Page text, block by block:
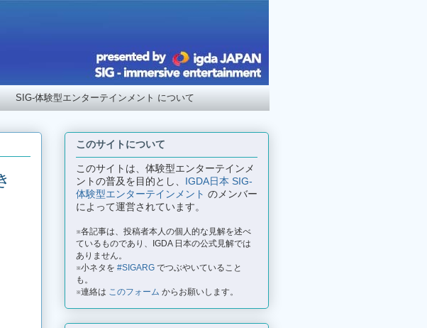
SIG-体験型エンターテインメント について
このサイトについて
このサイトは、体験型エンターテインメ
ントの普及を目的とし、 IGDA日本 SIG-
体験型エンターテインメント のメンバー
によって運営されています。
※各記事は、投稿者本人の個人的な見解を述べ
ているものであり、IGDA 日本の公式見解では
ありません。
※小ネタを #SIGARG でつぶやいていること
も。
※連絡は このフォーム からお願いします。